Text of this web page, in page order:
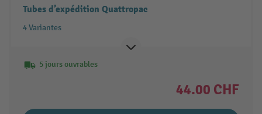
Tubes d’expédition Quattropac
4 Variantes
5 jours ouvrables
44.00 CHF